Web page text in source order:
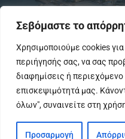
Σεβόμαστε το
Χρησιμοποιούμε cookies
περιήγησής σας, να σας
διαφημίσεις ή
επισκεψιμότητά μας.
όλων", συναινείτε στη
Προσαρμογή
To IPreveza.gr είναι μια
Πρέβεζα, Πάργα, Φιλιππιάδα
Πολιτικά,